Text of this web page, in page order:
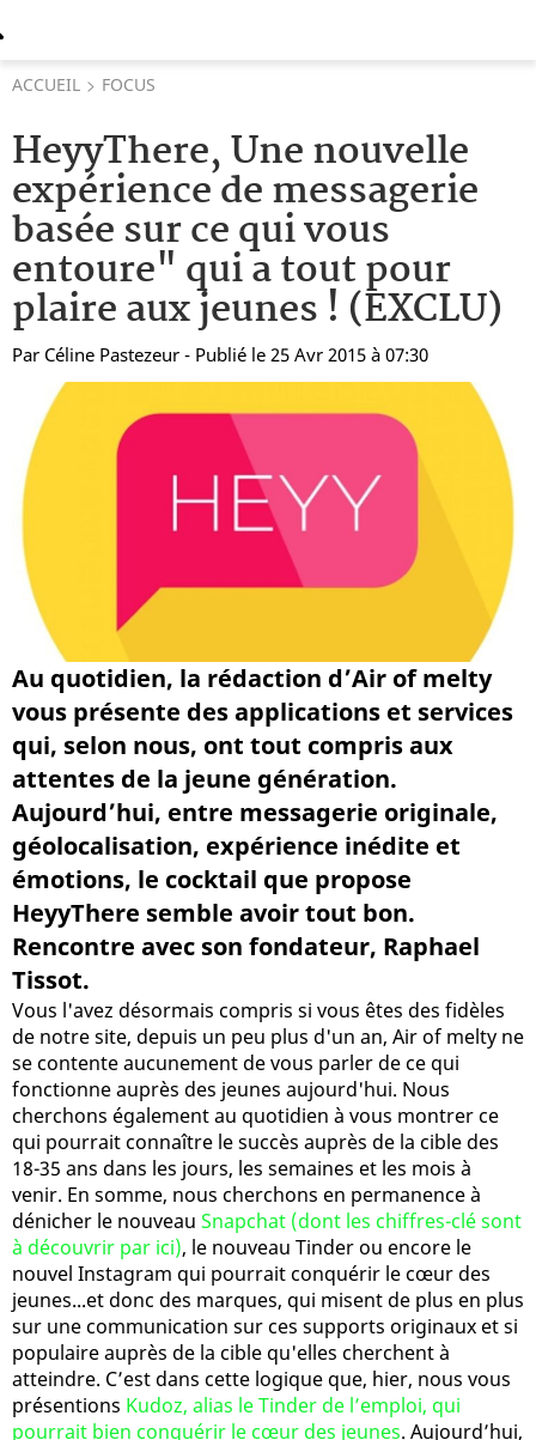
ACCUEIL FOCUS
HeyyThere, Une nouvelle
expérience de messagerie
basée sur ce qui vous
entoure" qui a tout pour
plaire aux jeunes ! (EXCLU)
Par Céline Pastezeur - Publié le 25 Avr 2015 à 07:30
Au quotidien, la rédaction d’Air of melty
vous présente des applications et services
qui, selon nous, ont tout compris aux
attentes de la jeune génération.
Aujourd’hui, entre messagerie originale,
géolocalisation, expérience inédite et
émotions, le cocktail que propose
HeyyThere semble avoir tout bon.
Rencontre avec son fondateur, Raphael
Tissot.
Vous l'avez désormais compris si vous êtes des fidèles
de notre site, depuis un peu plus d'un an, Air of melty ne
se contente aucunement de vous parler de ce qui
fonctionne auprès des jeunes aujourd'hui. Nous
cherchons également au quotidien à vous montrer ce
qui pourrait connaître le succès auprès de la cible des
18-35 ans dans les jours, les semaines et les mois à
venir. En somme, nous cherchons en permanence à
dénicher le nouveau Snapchat (dont les chiffres-clé sont
à découvrir par ici), le nouveau Tinder ou encore le
nouvel Instagram qui pourrait conquérir le cœur des
jeunes...et donc des marques, qui misent de plus en plus
sur une communication sur ces supports originaux et si
populaire auprès de la cible qu'elles cherchent à
atteindre. C’est dans cette logique que, hier, nous vous
présentions Kudoz, alias le Tinder de l’emploi, qui
pourrait bien conquérir le cœur des jeunes. Aujourd’hui,